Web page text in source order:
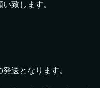
致します。
送となります。